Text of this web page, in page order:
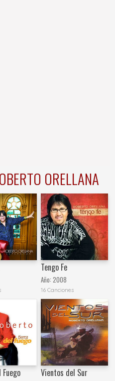
ORELLANA
Tengo Fe
Año:2008
16 Canciones
Vientos del Sur